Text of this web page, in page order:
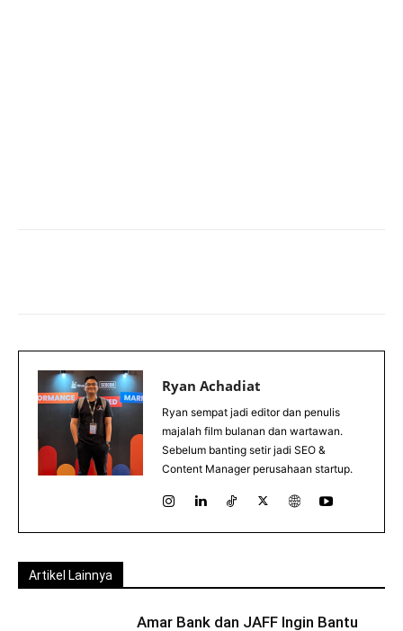
Ryan Achadiat
Ryan sempat jadi editor dan penulis
majalah film bulanan dan wartawan.
Sebelum banting setir jadi SEO &
Content Manager perusahaan startup.
Artikel Lainnya
Amar Bank dan JAFF Ingin Bantu